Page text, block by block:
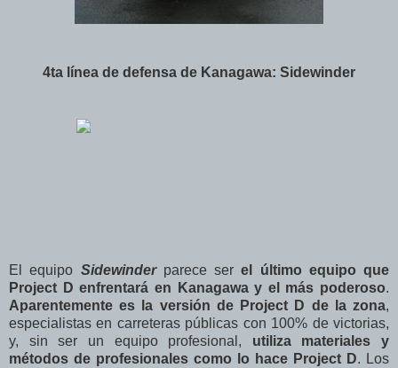
4ta línea de defensa de Kanagawa: Sidewinder
El equipo Sidewinderparece serel último equipo que
Project D enfrentará en Kanagawa y el más poderoso.
Aparentemente es la versión de Project D de la zona,
especialistas en carreteras públicas con 100% de victorias,
y, sin ser un equipo profesional, utiliza materiales y
métodos de profesionales como lo hace Project D. Los